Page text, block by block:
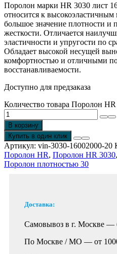
Поролон марки HR 3030 лист
относится к
большое значение плотности
жесткости. Отличается
эластичности и упругости по
Обладает высокой несущей
комфортностью и отличными
восстанавливаемости.
Доступно для предзаказа
Количество товара Поролон
В корзину
Купить в один клик
Артикул: vin-3030-16002000-20
Поролон HR, Поролон HR 3030,
Поролон плотностью 30
Доставка:
Самовывоз в г. Москве —
По Москве / МО — от